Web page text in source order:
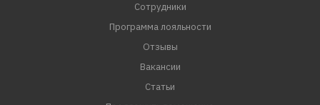
Сотрудники
Программа лояльности
Отзывы
Вакансии
Статьи